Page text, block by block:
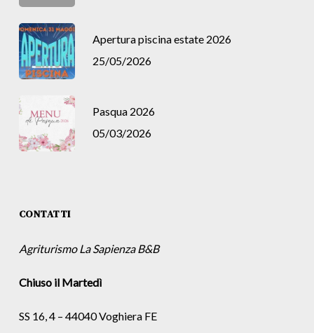
Apertura piscina estate 2026
25/05/2026
Pasqua 2026
05/03/2026
CONTATTI
Agriturismo La Sapienza B&B
Chiuso il Martedì
SS 16, 4 – 44040 Voghiera FE